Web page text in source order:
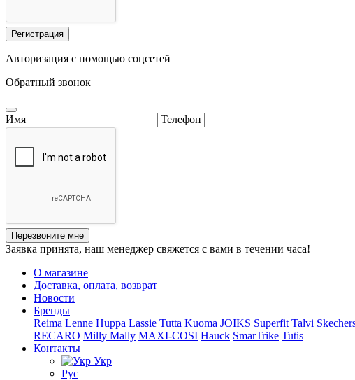
Регистрация
Авторизация с помощью соцсетей
Обратный звонок
Имя Телефон
Перезвоните мне
Заявка принята, наш менеджер свяжется с вами в течении часа!
О магазине
Доставка, оплата, возврат
Новости
Бренды
Reima Lenne Huppa Lassie Tutta Kuoma JOIKS Superfit Talvi
RECARO Milly Mally MAXI-COSI Hauck SmarTrike Tutis
Контакты
Укр
Рус